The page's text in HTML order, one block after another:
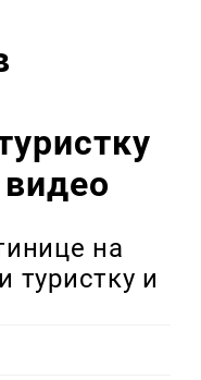
на
туристку и